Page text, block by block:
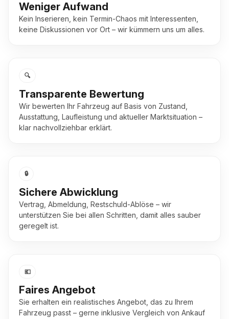
Weniger Aufwand
Kein Inserieren, kein Termin-Chaos mit Interessenten,
keine Diskussionen vor Ort – wir kümmern uns um alles.
🔍
Transparente Bewertung
Wir bewerten Ihr Fahrzeug auf Basis von Zustand,
Ausstattung, Laufleistung und aktueller Marktsituation –
klar nachvollziehbar erklärt.
🔒
Sichere Abwicklung
Vertrag, Abmeldung, Restschuld-Ablöse – wir
unterstützen Sie bei allen Schritten, damit alles sauber
geregelt ist.
💶
Faires Angebot
Sie erhalten ein realistisches Angebot, das zu Ihrem
Fahrzeug passt – gerne inklusive Vergleich von Ankauf